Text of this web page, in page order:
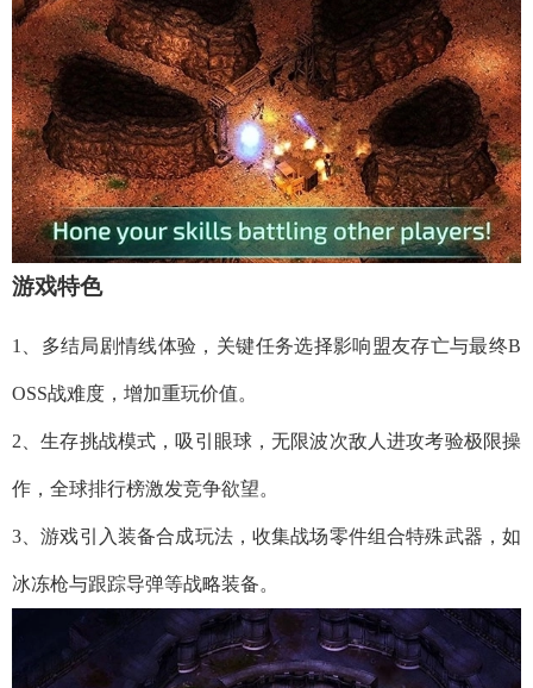
游戏特色
1、多结局剧情线体验，关键任务选择影响盟友存亡与最终B
OSS战难度，增加重玩价值。
2、生存挑战模式，吸引眼球，无限波次敌人进攻考验极限操
作，全球排行榜激发竞争欲望。
3、游戏引入装备合成玩法，收集战场零件组合特殊武器，如
冰冻枪与跟踪导弹等战略装备。